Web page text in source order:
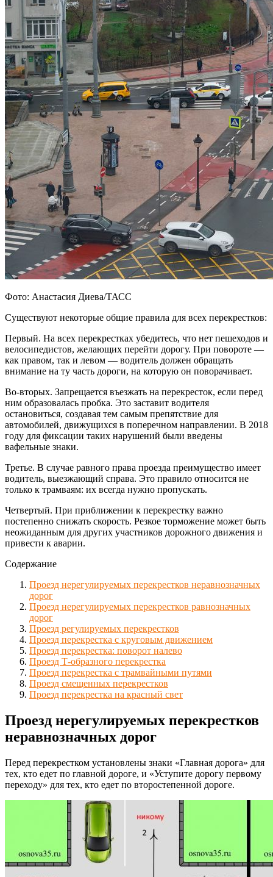
Фото: Анастасия Диева/ТАСС
Существуют некоторые общие правила для всех перекрестков:
Первый. На всех перекрестках убедитесь, что нет пешеходов и
велосипедистов, желающих перейти дорогу. При повороте —
как правом, так и левом — водитель должен обращать
внимание на ту часть дороги, на которую он поворачивает.
Во-вторых. Запрещается въезжать на перекресток, если перед
ним образовалась пробка. Это заставит водителя
остановиться, создавая тем самым препятствие для
автомобилей, движущихся в поперечном направлении. В 2018
году для фиксации таких нарушений были введены
вафельные знаки.
Третье. В случае равного права проезда преимущество имеет
водитель, выезжающий справа. Это правило относится не
только к трамваям: их всегда нужно пропускать.
Четвертый. При приближении к перекрестку важно
постепенно снижать скорость. Резкое торможение может быть
неожиданным для других участников дорожного движения и
привести к аварии.
Содержание
Проезд нерегулируемых перекрестков неравнозначных
дорог
Проезд нерегулируемых перекрестков равнозначных
дорог
Проезд регулируемых перекрестков
Проезд перекрестка с круговым движением
Проезд перекрестка: поворот налево
Проезд Т-образного перекрестка
Проезд перекрестка с трамвайными путями
Проезд смещенных перекрестков
Проезд перекрестка на красный свет
Проезд нерегулируемых перекрестков
неравнозначных дорог
Перед перекрестком установлены знаки «Главная дорога» для
тех, кто едет по главной дороге, и «Уступите дорогу первому
переходу» для тех, кто едет по второстепенной дороге.